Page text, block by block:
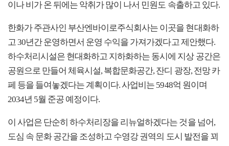
이나 비가 온 뒤에는 악취가 많이 나서 민원도 속출하고 있다.
한화가 주관사인 부산엔바이로주식회사는 이곳을 현대화하
고 30년간 운영하면서 운영 수익을 가져가겠다고 제안했다.
하수처리시설은 현대화하고 지하화하는 동시에 지상 공간은
공원으로 만들어 체육시설, 복합문화공간, 잔디 광장, 전망 카
페 등을 들여놓겠다는 계획이다. 사업비는 5948억 원이며
2034년 5월 준공 예정이다.
이 사업은 단순히 하수처리장을 리뉴얼하겠다는 것을 넘어,
도심 속 문화 공간을 조성하고 수영강 권역의 도시 발전을 꾀